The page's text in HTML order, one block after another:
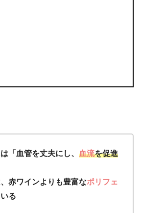
「血管を丈夫にし、 血流を促進
赤ワインよりも豊富なポリフェ
る